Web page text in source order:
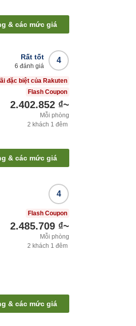
& các mức giá
4
Rất tốt
6 đánh giá
đặc biệt của Rakuten
Flash Coupon
2.402.852 ₫~
Mỗi phòng
2 khách 1 đêm
& các mức giá
4
Flash Coupon
2.485.709 ₫~
Mỗi phòng
2 khách 1 đêm
& các mức giá